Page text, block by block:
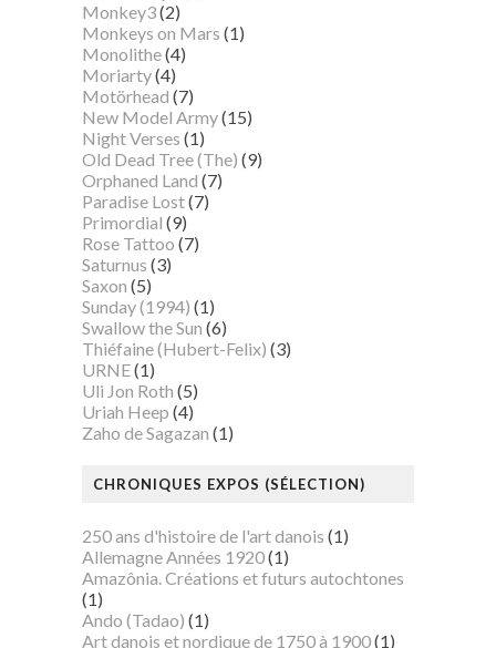
Monkey3(2)
Monkeys on Mars (1)
Monolithe(4)
Moriarty(4)
Motörhead (7)
New Model Army(15)
Night Verses (1)
Old Dead Tree (The) (9)
Orphaned Land (7)
Paradise Lost(7)
Primordial (9)
Rose Tattoo (7)
Saturnus (3)
Saxon (5)
Sunday (1994) (1)
Swallow the Sun (6)
Thiéfaine (Hubert-Felix) (3)
URNE(1)
Uli Jon Roth (5)
Uriah Heep (4)
Zaho de Sagazan (1)
CHRONIQUES EXPOS (SÉLECTION)
250 ans d'histoire de l'art danois (1)
Allemagne Années 1920(1)
Amazônia. Créations et futurs autochtones
(1)
Ando (Tadao) (1)
Art danois et nordique de 1750 à 1900(1)